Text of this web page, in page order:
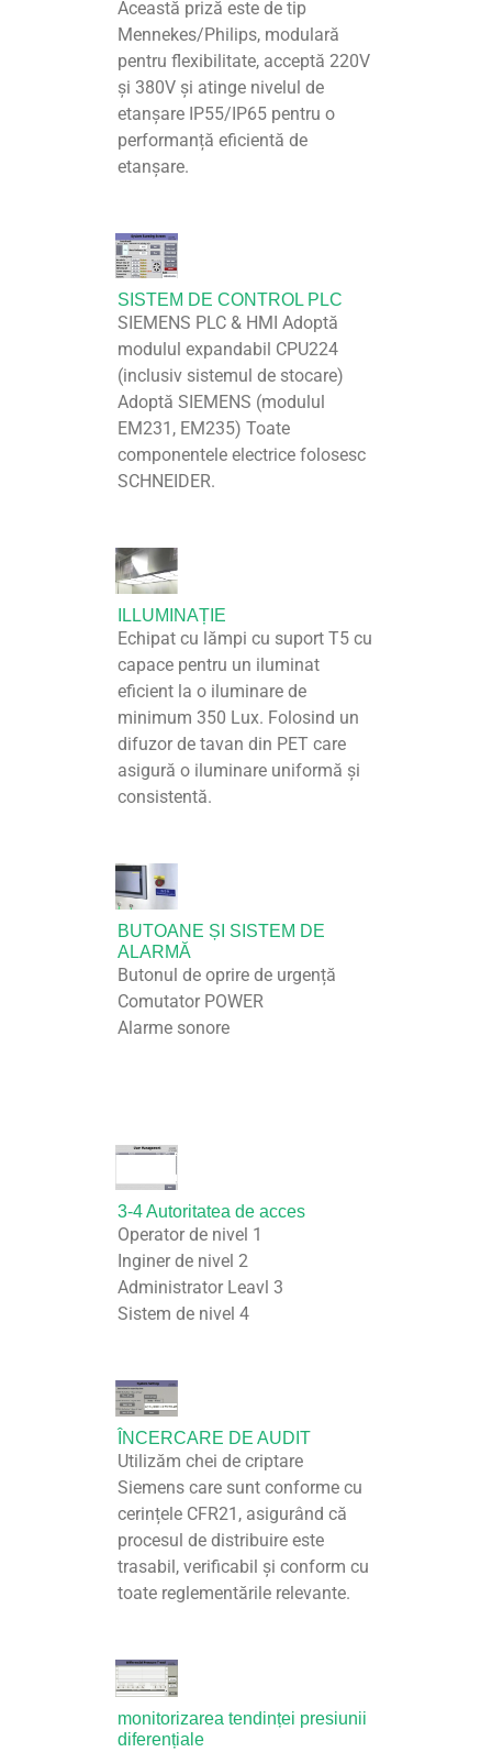
Această priză este de tip
Mennekes/Philips, modulară
pentru flexibilitate, acceptă 220V
și 380V și atinge nivelul de
etanșare IP55/IP65 pentru o
performanță eficientă de
etanșare.
SISTEM DE CONTROL PLC
SIEMENS PLC & HMI Adoptă
modulul expandabil CPU224
(inclusiv sistemul de stocare)
Adoptă SIEMENS (modulul
EM231, EM235) Toate
componentele electrice folosesc
SCHNEIDER.
ILLUMINAȚIE
Echipat cu lămpi cu suport T5 cu
capace pentru un iluminat
eficient la o iluminare de
minimum 350 Lux. Folosind un
difuzor de tavan din PET care
asigură o iluminare uniformă și
consistentă.
BUTOANE ȘI SISTEM DE
ALARMĂ
Butonul de oprire de urgență
Comutator POWER
Alarme sonore
3-4 Autoritatea de acces
Operator de nivel 1
Inginer de nivel 2
Administrator Leavl 3
Sistem de nivel 4
ÎNCERCARE DE AUDIT
Utilizăm chei de criptare
Siemens care sunt conforme cu
cerințele CFR21, asigurând că
procesul de distribuire este
trasabil, verificabil și conform cu
toate reglementările relevante.
monitorizarea tendinței presiunii
diferențiale